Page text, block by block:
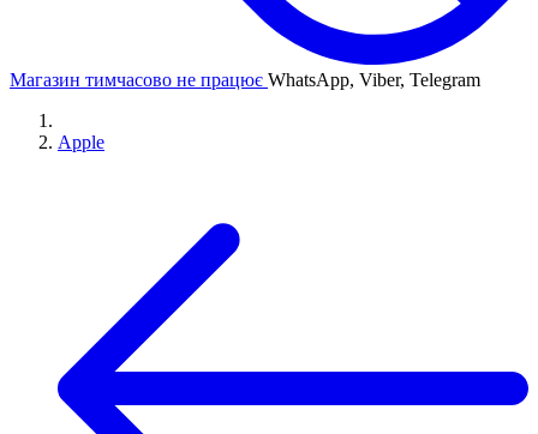
Магазин тимчасово не працює WhatsApp, Viber, Telegram
Apple